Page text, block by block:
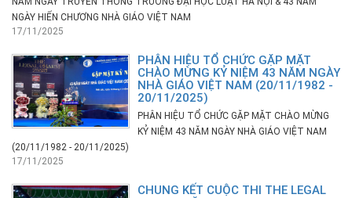
NGÀY HIẾN CHƯƠNG NHÀ GIÁO VIỆT NAM
17/11/2025
PHÂN HIỆU TỔ CHỨC GẶP MẶT
CHÀO MỪNG KỶ NIỆM 43 NĂM NGÀY
NHÀ GIÁO VIỆT NAM (20/11/1982 -
20/11/2025)
PHÂN HIỆU TỔ CHỨC GẶP MẶT CHÀO MỪNG
KỶ NIỆM 43 NĂM NGÀY NHÀ GIÁO VIỆT NAM
(20/11/1982 - 20/11/2025)
17/11/2025
CHUNG KẾT CUỘC THI THE LEGAL